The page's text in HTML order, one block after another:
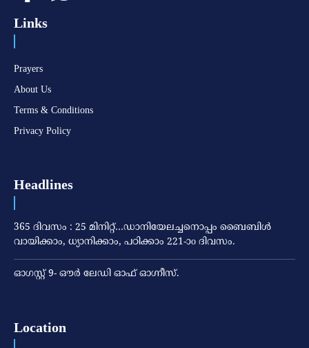
Links
Prayers
About Us
Terms & Conditions
Privacy Policy
Headlines
365 ദിവസം : 25 മിനിറ്റ്…ഡാനിയേലച്ചനൊപ്പം ബൈബിൾ
വായിക്കാം, ധ്യാനിക്കാം, പഠിക്കാം 221-ാo ദിവസം.
ഓഗസ്റ്റ് 9- ഔര്‍ ലേഡി ഓഫ് ഓഗ്നീസ്.
Location